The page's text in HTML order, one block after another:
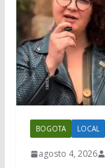
BOGOTA LOCAL
agosto 4, 2026